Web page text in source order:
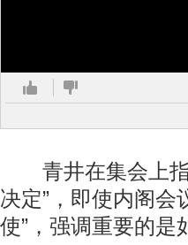
青井在集会上指
决定”，即使内阁会
使”，强调重要的是